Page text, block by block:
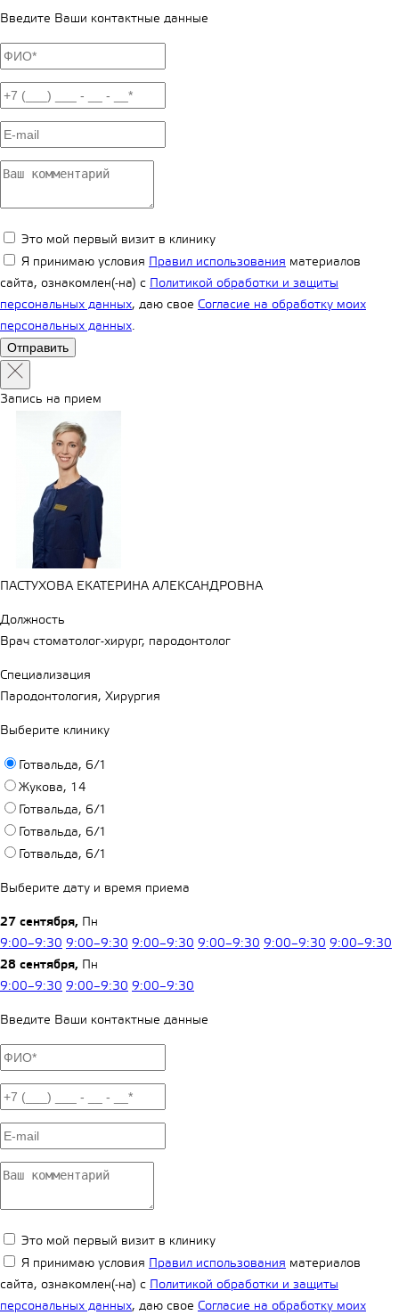
Введите Ваши контактные данные
Это мой первый визит в клинику
Я принимаю условия Правил использования материалов
сайта, ознакомлен(-на) с Политикой обработки и защиты
персональных данных, даю свое Согласие на обработку моих
персональных данных.
Запись на прием
ПАСТУХОВА ЕКАТЕРИНА АЛЕКСАНДРОВНА
Должность
Врач стоматолог-хирург, пародонтолог
Специализация
Пародонтология, Хирургия
Выберите клинику
Готвальда, 6/1
Жукова, 14
Готвальда, 6/1
Готвальда, 6/1
Готвальда, 6/1
Выберите дату и время приема
27 сентября, Пн
9:00–9:30 9:00–9:30 9:00–9:30 9:00–9:30 9:00–9:30 9:00–9:30
28 сентября, Пн
9:00–9:30 9:00–9:30 9:00–9:30
Введите Ваши контактные данные
Это мой первый визит в клинику
Я принимаю условия Правил использования материалов
сайта, ознакомлен(-на) с Политикой обработки и защиты
персональных данных, даю свое Согласие на обработку моих